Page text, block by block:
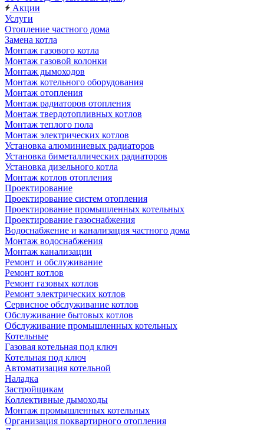
Акции
Услуги
Отопление частного дома
Замена котла
Монтаж газового котла
Монтаж газовой колонки
Монтаж дымоходов
Монтаж котельного оборудования
Монтаж отопления
Монтаж радиаторов отопления
Монтаж твердотопливных котлов
Монтаж теплого пола
Монтаж электрических котлов
Установка алюминиевых радиаторов
Установка биметаллических радиаторов
Установка дизельного котла
Монтаж котлов отопления
Проектирование
Проектирование систем отопления
Проектирование промышленных котельных
Проектирование газоснабжения
Водоснабжение и канализация частного дома
Монтаж водоснабжения
Монтаж канализации
Ремонт и обслуживание
Ремонт котлов
Ремонт газовых котлов
Ремонт электрических котлов
Сервисное обслуживание котлов
Обслуживание бытовых котлов
Обслуживание промышленных котельных
Котельные
Газовая котельная под ключ
Котельная под ключ
Автоматизация котельной
Наладка
Застройщикам
Коллективные дымоходы
Монтаж промышленных котельных
Организация поквартирного отопления